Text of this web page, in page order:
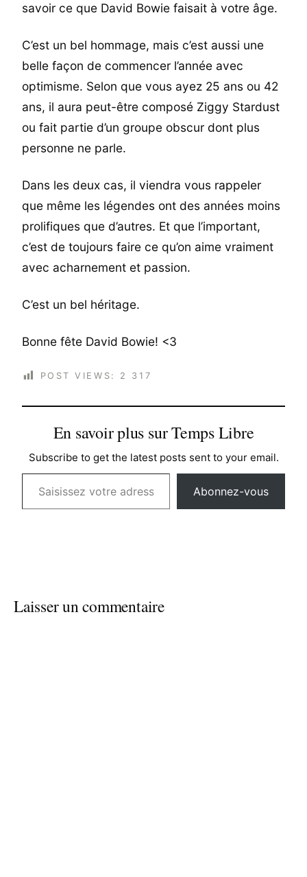
savoir ce que David Bowie faisait à votre âge.
C’est un bel hommage, mais c’est aussi une
belle façon de commencer l’année avec
optimisme. Selon que vous ayez 25 ans ou 42
ans, il aura peut-être composé Ziggy Stardust
ou fait partie d’un groupe obscur dont plus
personne ne parle.
Dans les deux cas, il viendra vous rappeler
que même les légendes ont des années moins
prolifiques que d’autres. Et que l’important,
c’est de toujours faire ce qu’on aime vraiment
avec acharnement et passion.
C’est un bel héritage.
Bonne fête David Bowie! <3
POST VIEWS: 2 317
En savoir plus sur Temps Libre
Subscribe to get the latest posts sent to your email.
Saisissez votre adresse e-mail…
Abonnez-vous
Laisser un commentaire